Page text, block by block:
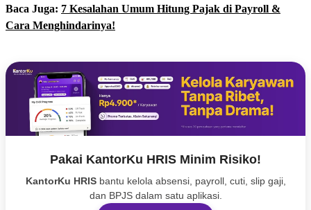
Baca Juga: 7 Kesalahan Umum Hitung Pajak di Payroll &
Cara Menghindarinya!
Pakai KantorKu HRIS Minim Risiko!
KantorKu HRISbantu kelola absensi, payroll, cuti, slip gaji,
dan BPJS dalam satu aplikasi.